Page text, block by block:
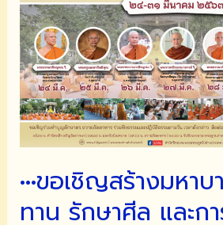
๖
วัน
ที่
๒๒
พฤษภาคม
๒๕๖๗
ขอ
เชิญ
ทำบุญ
ฟัง
•••ขอเชิญสร้างมหา
ทาน รักษาศีล และก